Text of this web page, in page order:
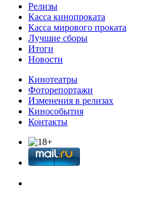
Релизы
Касса кинопроката
Касса мирового проката
Лучшие сборы
Итоги
Новости
Кинотеатры
Фоторепортажи
Изменения в релизах
Кинособытия
Контакты